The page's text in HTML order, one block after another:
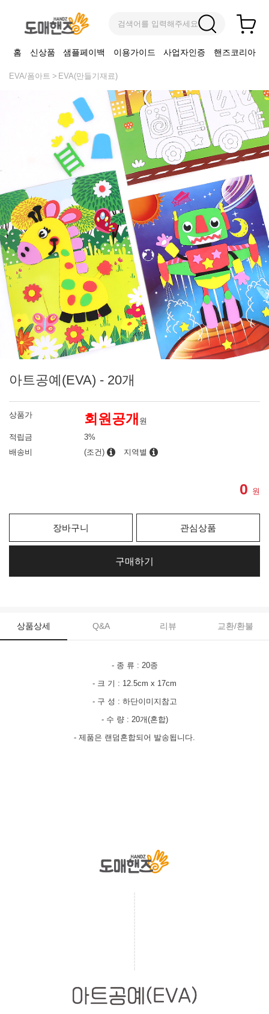
검색어를 입력해주세요
홈 신상품 샘플페이백 이용가이드 사업자인증 핸즈코리아
EVA/폼아트 EVA(만들기재료)
아트공예(EVA) - 20개
상품가 회원공개 원
적립금
3%
배송비
(조건) 지역별
0 원
장바구니 관심상품
구매하기
상품상세 Q&A 리뷰 교환/환불
- 종 류 : 20종
- 크 기 : 12.5cm x 17cm
- 구 성 : 하단이미지참고
- 수 량 : 20개(혼합)
- 제품은 랜덤혼합되어 발송됩니다.